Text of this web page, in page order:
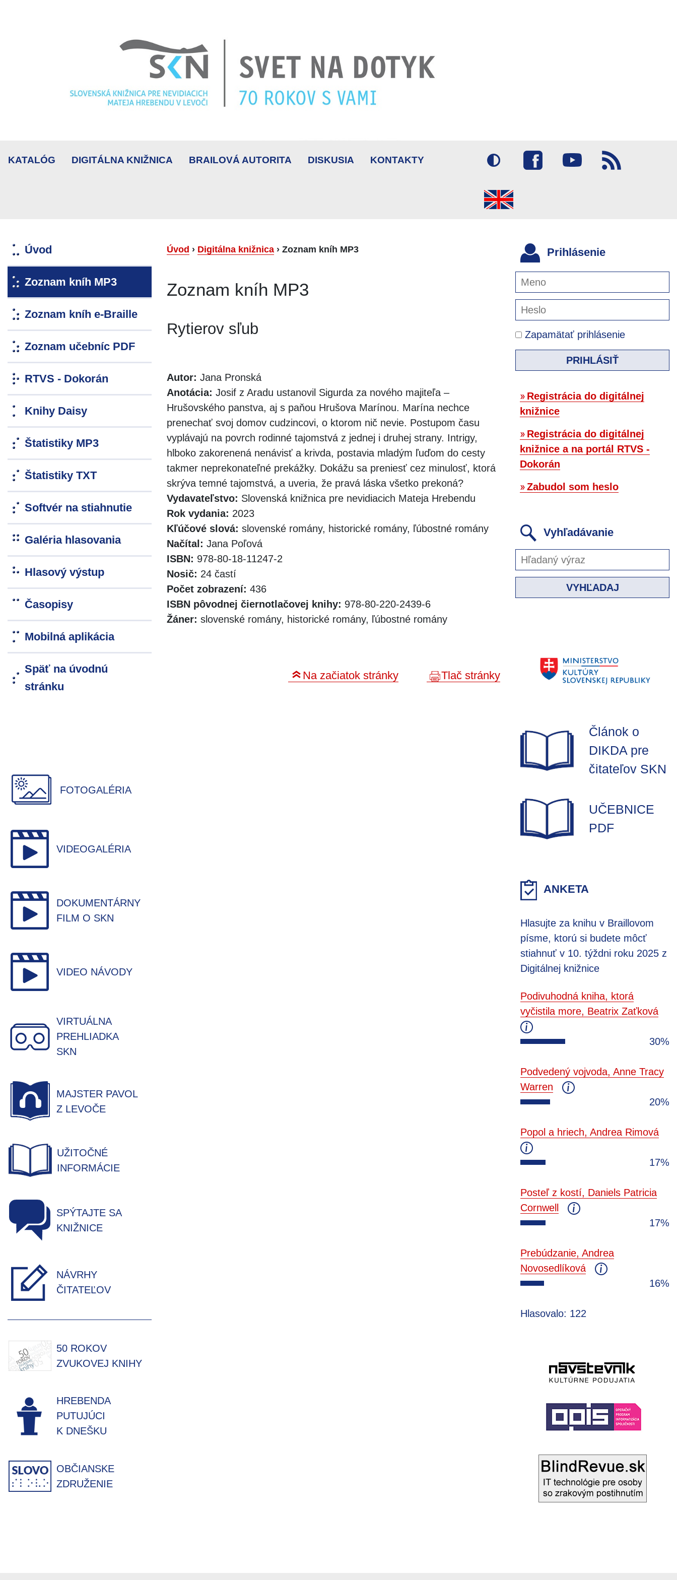
KATALÓG DIGITÁLNA KNIŽNICA BRAILOVÁ AUTORITA DISKUSIA KONTAKTY
Úvod
Zoznam kníh MP3
Zoznam kníh e-Braille
Zoznam učebníc PDF
RTVS - Dokorán
Knihy Daisy
Štatistiky MP3
Štatistiky TXT
Softvér na stiahnutie
Galéria hlasovania
Hlasový výstup
Časopisy
Mobilná aplikácia
Späť na úvodnú
stránku
FOTOGALÉRIA
VIDEOGALÉRIA
DOKUMENTÁRNY
FILM O SKN
VIDEO NÁVODY
VIRTUÁLNA
PREHLIADKA
SKN
MAJSTER PAVOL
Z LEVOČE
UŽITOČNÉ
INFORMÁCIE
SPÝTAJTE SA
KNIŽNICE
NÁVRHY
ČITATEĽOV
50 ROKOV
ZVUKOVEJ KNIHY
HREBENDA
PUTUJÚCI
K DNEŠKU
OBČIANSKE
ZDRUŽENIE
Úvod › Digitálna knižnica › Zoznam kníh MP3
Zoznam kníh MP3
Rytierov sľub
Autor: Jana Pronská
Anotácia: Josif z Aradu ustanovil Sigurda za nového majiteľa –
Hrušovského panstva, aj s paňou Hrušova Marínou. Marína nechce
prenechať svoj domov cudzincovi, o ktorom nič nevie. Postupom času
vyplávajú na povrch rodinné tajomstvá z jednej i druhej strany. Intrigy,
hlboko zakorenená nenávisť a krivda, postavia mladým ľuďom do cesty
takmer neprekonateľné prekážky. Dokážu sa preniesť cez minulosť, ktorá
skrýva temné tajomstvá, a uveria, že pravá láska všetko prekoná?
Vydavateľstvo: Slovenská knižnica pre nevidiacich Mateja Hrebendu
Rok vydania: 2023
Kľúčové slová: slovenské romány, historické romány, ľúbostné romány
Načítal: Jana Poľová
ISBN: 978-80-18-11247-2
Nosič: 24 častí
Počet zobrazení: 436
ISBN pôvodnej čiernotlačovej knihy: 978-80-220-2439-6
Žáner: slovenské romány, historické romány, ľúbostné romány
Na začiatok stránky Tlač stránky
Prihlásenie
Zapamätať prihlásenie
PRIHLÁSIŤ
Registrácia do digitálnej
knižnice
Registrácia do digitálnej
knižnice a na portál RTVS -
Dokorán
Zabudol som heslo
Vyhľadávanie
VYHĽADAJ
Článok o
DIKDA pre
čitateľov SKN
UČEBNICE
PDF
ANKETA
Hlasujte za knihu v Braillovom
písme, ktorú si budete môcť
stiahnuť v 10. týždni roku 2025 z
Digitálnej knižnice
Podivuhodná kniha, ktorá
vyčistila more, Beatrix Zaťková
30%
Podvedený vojvoda, Anne Tracy
Warren
20%
Popol a hriech, Andrea Rimová
17%
Posteľ z kostí, Daniels Patricia
Cornwell
17%
Prebúdzanie, Andrea
Novosedlíková
16%
Hlasovalo: 122